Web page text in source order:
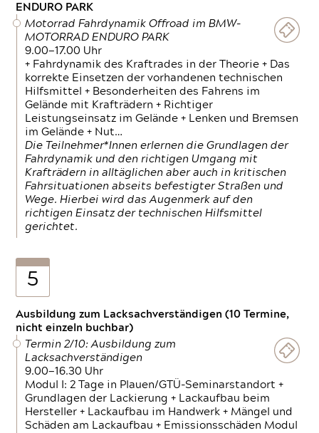
ENDURO PARK
Motorrad Fahrdynamik Offroad im BMW-
MOTORRAD ENDURO PARK
9.00—17.00 Uhr
+ Fahrdynamik des Kraftrades in der Theorie + Das
korrekte Einsetzen der vorhandenen technischen
Hilfsmittel + Besonderheiten des Fahrens im
Gelände mit Krafträdern + Richtiger
Leistungseinsatz im Gelände + Lenken und Bremsen
im Gelände + Nut…
Die Teilnehmer*Innen erlernen die Grundlagen der
Fahrdynamik und den richtigen Umgang mit
Krafträdern in alltäglichen aber auch in kritischen
Fahrsituationen abseits befestigter Straßen und
Wege. Hierbei wird das Augenmerk auf den
richtigen Einsatz der technischen Hilfsmittel
gerichtet.
5
Ausbildung zum Lacksachverständigen (10 Termine,
nicht einzeln buchbar)
Termin 2/10: Ausbildung zum
Lacksachverständigen
9.00—16.30 Uhr
Modul I: 2 Tage in Plauen/GTÜ-Seminarstandort +
Grundlagen der Lackierung + Lackaufbau beim
Hersteller + Lackaufbau im Handwerk + Mängel und
Schäden am Lackaufbau + Emissionsschäden Modul